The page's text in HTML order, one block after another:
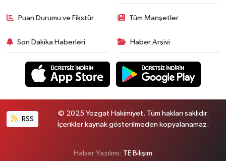
Puan Durumu ve Fikstür Tüm Manşetler
Son Dakika Haberleri Haber Arşivi
RSS
© 2025 Yozgat Hakimiyet. Tüm hakları saklıdır.
İçerikler kaynak gösterilmeden kopyalanamaz.
Haber Yazılımı: TE Bilişim